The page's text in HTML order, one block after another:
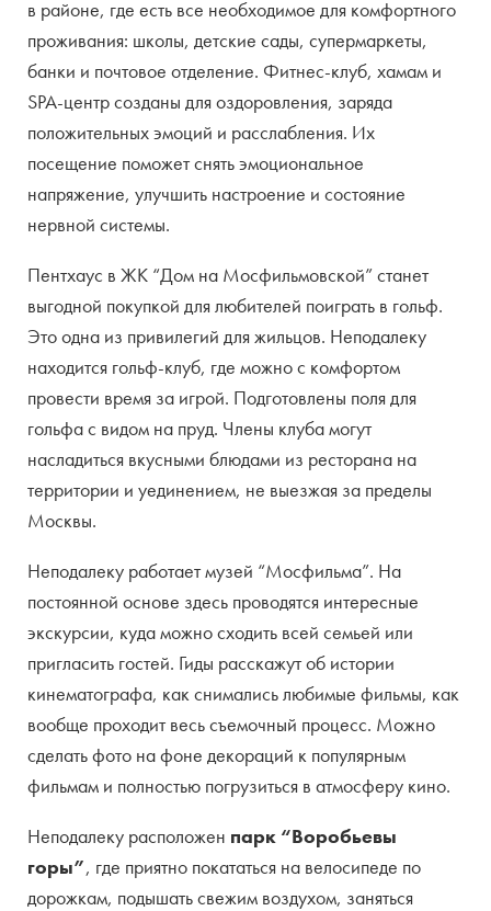
в районе, где есть все необходимое для комфортного
проживания: школы, детские сады, супермаркеты,
банки и почтовое отделение. Фитнес-клуб, хамам и
SPA-центр созданы для оздоровления, заряда
положительных эмоций и расслабления. Их
посещение поможет снять эмоциональное
напряжение, улучшить настроение и состояние
нервной системы.
Пентхаус в ЖК “Дом на Мосфильмовской” станет
выгодной покупкой для любителей поиграть в гольф.
Это одна из привилегий для жильцов. Неподалеку
находится гольф-клуб, где можно с комфортом
провести время за игрой. Подготовлены поля для
гольфа с видом на пруд. Члены клуба могут
насладиться вкусными блюдами из ресторана на
территории и уединением, не выезжая за пределы
Москвы.
Неподалеку работает музей “Мосфильма”. На
постоянной основе здесь проводятся интересные
экскурсии, куда можно сходить всей семьей или
пригласить гостей. Гиды расскажут об истории
кинематографа, как снимались любимые фильмы, как
вообще проходит весь съемочный процесс. Можно
сделать фото на фоне декораций к популярным
фильмам и полностью погрузиться в атмосферу кино.
Неподалеку расположен парк “Воробьевы
горы”, где приятно покататься на велосипеде по
дорожкам, подышать свежим воздухом, заняться